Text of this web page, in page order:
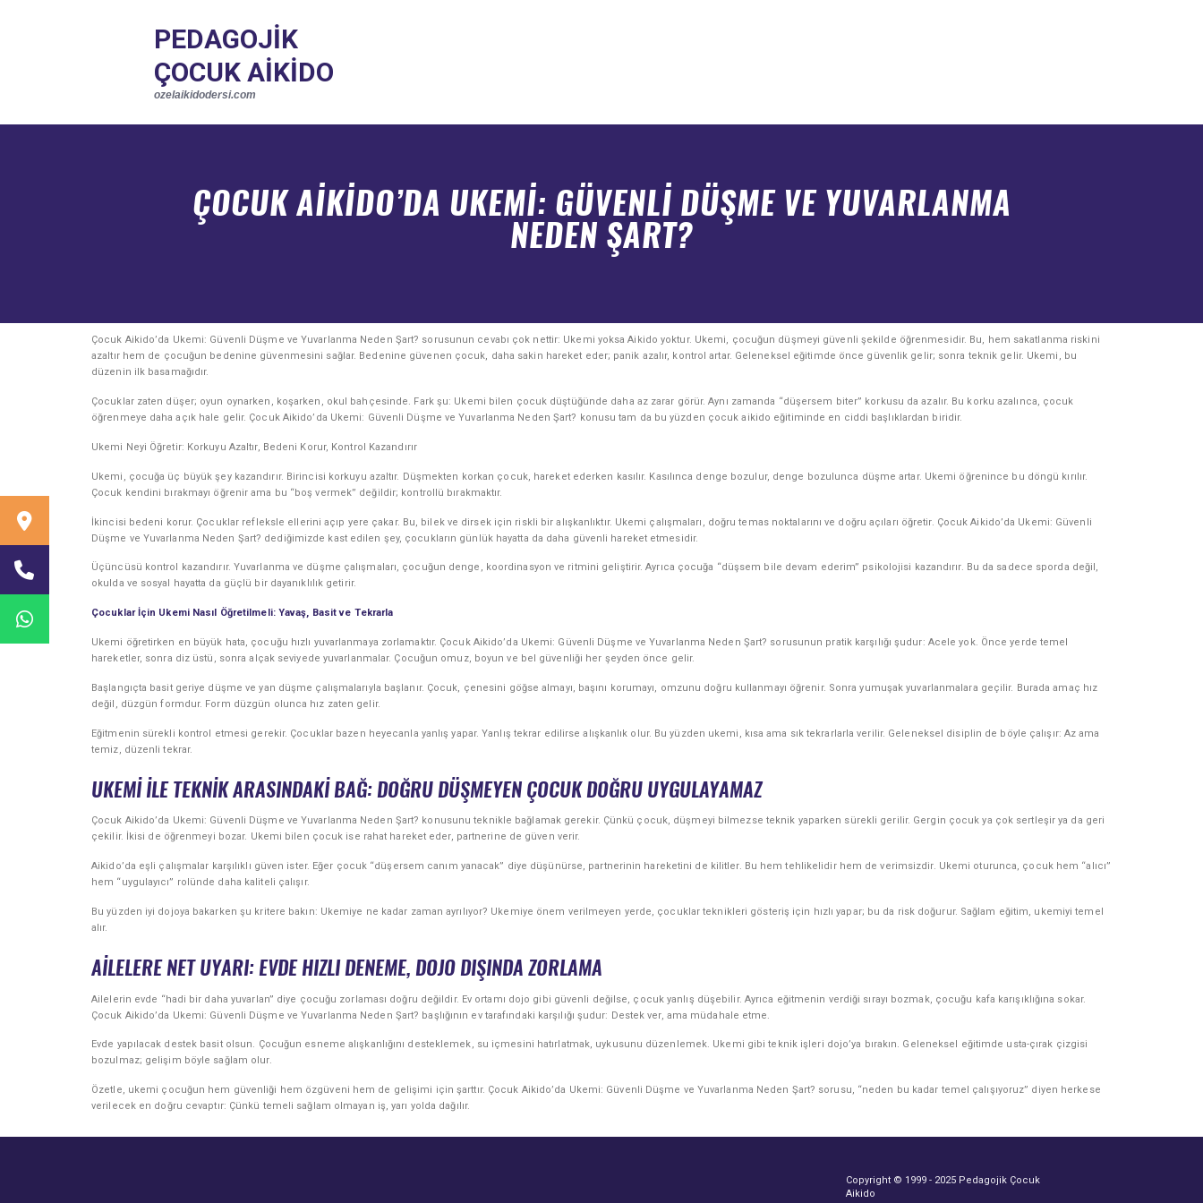
PEDAGOJIK
ÇOCUK AIKIDO
ozelaikidodersi.com
ÇOCUK AIKIDO’DA UKEMI: GÜVENLI DÜŞME VE YUVARLANMA
NEDEN ŞART?
PEDAGOJIK ÇOCUK AIKIDO
ozelaikidodersi.com
GALERI
Çocuk Aikido’da Ukemi: Güvenli Düşme ve Yuvarlanma Neden Şart? sorusunun cevabı çok nettir: Ukemi yoksa Aikido yoktur. Ukemi, çocuğun düşmeyi güvenli şekilde öğrenmesidir. Bu, hem sakatlanma riskini
azaltır hem de çocuğun bedenine güvenmesini sağlar. Bedenine güvenen çocuk, daha sakin hareket eder; panik azalır, kontrol artar. Geleneksel eğitimde önce güvenlik gelir; sonra teknik gelir. Ukemi, bu
düzenin ilk basamağıdır.
Çocuklar zaten düşer; oyun oynarken, koşarken, okul bahçesinde. Fark şu: Ukemi bilen çocuk düştüğünde daha az zarar görür. Aynı zamanda “düşersem biter” korkusu da azalır. Bu korku azalınca, çocuk
öğrenmeye daha açık hale gelir. Çocuk Aikido’da Ukemi: Güvenli Düşme ve Yuvarlanma Neden Şart? konusu tam da bu yüzden çocuk aikido eğitiminde en ciddi başlıklardan biridir.
Ukemi Neyi Öğretir: Korkuyu Azaltır, Bedeni Korur, Kontrol Kazandırır
Ukemi, çocuğa üç büyük şey kazandırır. Birincisi korkuyu azaltır. Düşmekten korkan çocuk, hareket ederken kasılır. Kasılınca denge bozulur, denge bozulunca düşme artar. Ukemi öğrenince bu döngü kırılır.
Çocuk kendini bırakmayı öğrenir ama bu “boş vermek” değildir; kontrollü bırakmaktır.
İkincisi bedeni korur. Çocuklar refleksle ellerini açıp yere çakar. Bu, bilek ve dirsek için riskli bir alışkanlıktır. Ukemi çalışmaları, doğru temas noktalarını ve doğru açıları öğretir. Çocuk Aikido’da Ukemi: Güvenli
Düşme ve Yuvarlanma Neden Şart? dediğimizde kast edilen şey, çocukların günlük hayatta da daha güvenli hareket etmesidir.
Üçüncüsü kontrol kazandırır. Yuvarlanma ve düşme çalışmaları, çocuğun denge, koordinasyon ve ritmini geliştirir. Ayrıca çocuğa “düşsem bile devam ederim” psikolojisi kazandırır. Bu da sadece sporda değil,
okulda ve sosyal hayatta da güçlü bir dayanıklılık getirir.
Çocuklar İçin Ukemi Nasıl Öğretilmeli: Yavaş, Basit ve Tekrarla
Ukemi öğretirken en büyük hata, çocuğu hızlı yuvarlanmaya zorlamaktır. Çocuk Aikido’da Ukemi: Güvenli Düşme ve Yuvarlanma Neden Şart? sorusunun pratik karşılığı şudur: Acele yok. Önce yerde temel
hareketler, sonra diz üstü, sonra alçak seviyede yuvarlanmalar. Çocuğun omuz, boyun ve bel güvenliği her şeyden önce gelir.
Başlangıçta basit geriye düşme ve yan düşme çalışmalarıyla başlanır. Çocuk, çenesini göğse almayı, başını korumayı, omzunu doğru kullanmayı öğrenir. Sonra yumuşak yuvarlanmalara geçilir. Burada amaç hız
değil, düzgün formdur. Form düzgün olunca hız zaten gelir.
Eğitmenin sürekli kontrol etmesi gerekir. Çocuklar bazen heyecanla yanlış yapar. Yanlış tekrar edilirse alışkanlık olur. Bu yüzden ukemi, kısa ama sık tekrarlarla verilir. Geleneksel disiplin de böyle çalışır: Az ama
temiz, düzenli tekrar.
UKEMI ILE TEKNIK ARASINDAKI BAĞ: DOĞRU DÜŞMEYEN ÇOCUK DOĞRU UYGULAYAMAZ
Çocuk Aikido’da Ukemi: Güvenli Düşme ve Yuvarlanma Neden Şart? konusunu teknikle bağlamak gerekir. Çünkü çocuk, düşmeyi bilmezse teknik yaparken sürekli gerilir. Gergin çocuk ya çok sertleşir ya da geri
çekilir. İkisi de öğrenmeyi bozar. Ukemi bilen çocuk ise rahat hareket eder, partnerine de güven verir.
Aikido’da eşli çalışmalar karşılıklı güven ister. Eğer çocuk “düşersem canım yanacak” diye düşünürse, partnerinin hareketini de kilitler. Bu hem tehlikelidir hem de verimsizdir. Ukemi oturunca, çocuk hem “alıcı”
hem “uygulayıcı” rolünde daha kaliteli çalışır.
Bu yüzden iyi dojoya bakarken şu kritere bakın: Ukemiye ne kadar zaman ayrılıyor? Ukemiye önem verilmeyen yerde, çocuklar teknikleri gösteriş için hızlı yapar; bu da risk doğurur. Sağlam eğitim, ukemiyi temel
alır.
AILELERE NET UYARI: EVDE HIZLI DENEME, DOJO DIŞINDA ZORLAMA
Ailelerin evde “hadi bir daha yuvarlan” diye çocuğu zorlaması doğru değildir. Ev ortamı dojo gibi güvenli değilse, çocuk yanlış düşebilir. Ayrıca eğitmenin verdiği sırayı bozmak, çocuğu kafa karışıklığına sokar.
Çocuk Aikido’da Ukemi: Güvenli Düşme ve Yuvarlanma Neden Şart? başlığının ev tarafındaki karşılığı şudur: Destek ver, ama müdahale etme.
Evde yapılacak destek basit olsun. Çocuğun esneme alışkanlığını desteklemek, su içmesini hatırlatmak, uykusunu düzenlemek. Ukemi gibi teknik işleri dojo’ya bırakın. Geleneksel eğitimde usta-çırak çizgisi
bozulmaz; gelişim böyle sağlam olur.
Özetle, ukemi çocuğun hem güvenliği hem özgüveni hem de gelişimi için şarttır. Çocuk Aikido’da Ukemi: Güvenli Düşme ve Yuvarlanma Neden Şart? sorusu, “neden bu kadar temel çalışıyoruz” diyen herkese
verilecek en doğru cevaptır: Çünkü temeli sağlam olmayan iş, yarı yolda dağılır.
Copyright © 1999 - 2025 Pedagojik Çocuk
Aikido